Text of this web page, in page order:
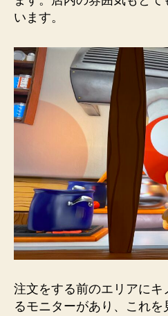
います。
注文をする前のエリアにキ
るモニターがあり、これ